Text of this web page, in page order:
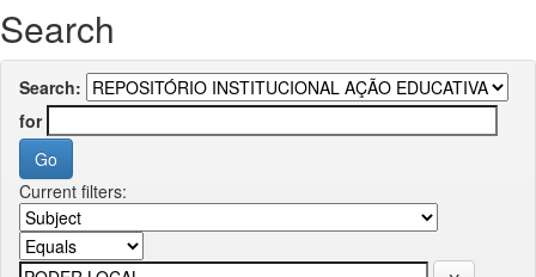
Search
Search:
for
Current filters: